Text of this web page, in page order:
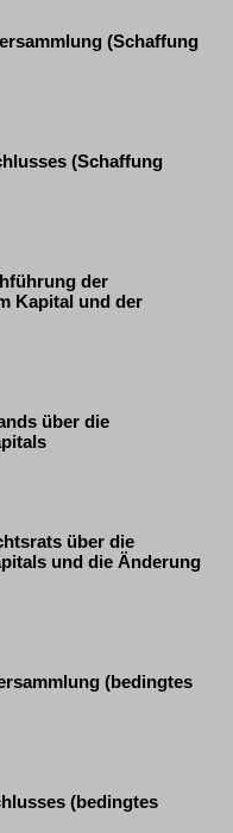
(Schaffung
(Schaffung
der
Kapital und der
über die
über die
und die Änderung
(bedingtes
(bedingtes